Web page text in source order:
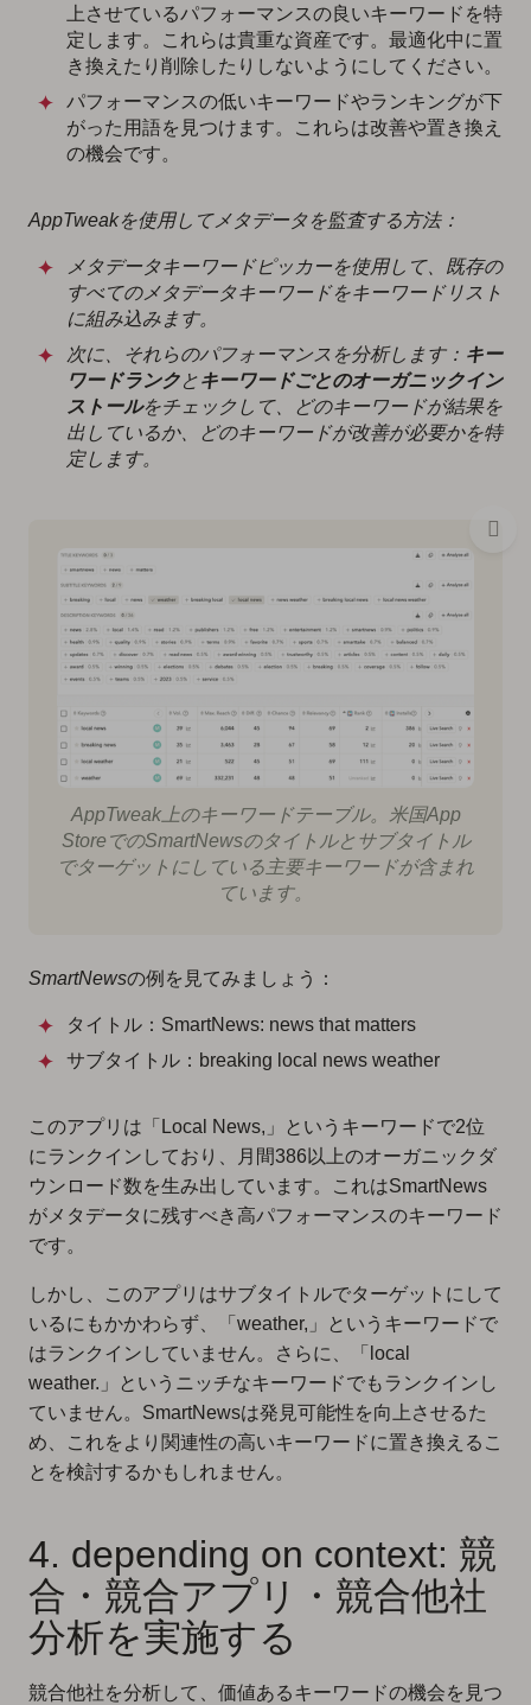
上させているパフォーマンスの良いキーワードを特
定します。これらは貴重な資産です。最適化中に置
き換えたり削除したりしないようにしてください。
パフォーマンスの低いキーワードやランキングが下
がった用語を見つけます。これらは改善や置き換え
の機会です。
AppTweakを使用してメタデータを監査する方法：
メタデータキーワードピッカーを使用して、既存の
すべてのメタデータキーワードをキーワードリスト
に組み込みます。
次に、それらのパフォーマンスを分析します： キー
ワードランクとキーワードごとのオーガニックイン
ストールをチェックして、どのキーワードが結果を
出しているか、どのキーワードが改善が必要かを特
定します。
AppTweak上のキーワードテーブル。米国App
StoreでのSmartNewsのタイトルとサブタイトル
でターゲットにしている主要キーワードが含まれ
ています。
SmartNewsの例を見てみましょう：
タイトル：SmartNews: news that matters
サブタイトル：breaking local news weather
このアプリは「Local News,」というキーワードで2位
にランクインしており、月間386以上のオーガニックダ
ウンロード数を生み出しています。これはSmartNews
がメタデータに残すべき高パフォーマンスのキーワード
です。
しかし、このアプリはサブタイトルでターゲットにして
いるにもかかわらず、「weather,」というキーワードで
はランクインしていません。さらに、「local
weather.」というニッチなキーワードでもランクインし
ていません。SmartNewsは発見可能性を向上させるた
め、これをより関連性の高いキーワードに置き換えるこ
とを検討するかもしれません。
4. depending on context: 競
合・競合アプリ・競合他社
分析を実施する
競合他社を分析して、価値あるキーワードの機会を見つ